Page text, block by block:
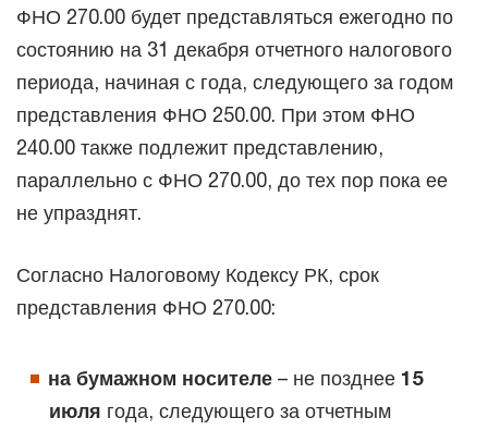
ФНО 270.00 будет представляться ежегодно по
состоянию на 31 декабря отчетного налогового
периода, начиная с года, следующего за годом
представления ФНО 250.00. При этом ФНО
240.00 также подлежит представлению,
параллельно с ФНО 270.00, до тех пор пока ее
не упразднят.
Согласно Налоговому Кодексу РК, срок
представления ФНО 270.00:
на бумажном носителе – не позднее 15
июля года, следующего за отчетным